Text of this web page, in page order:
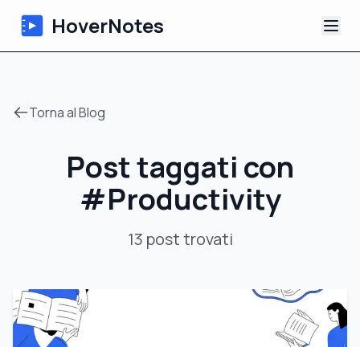
HoverNotes
Appunti Video IA
Tutorial
Torna al Blog
Post taggati con
#Productivity
13 posttrovati